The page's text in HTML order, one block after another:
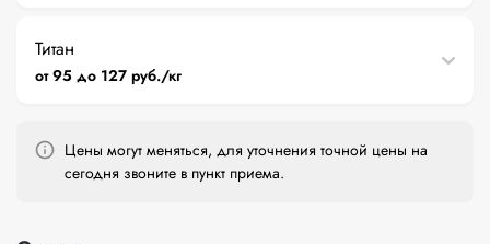
Титан
от 95 до 127 руб./кг
Цены могут меняться, для уточнения точной цены на
сегодня звоните в пункт приема.